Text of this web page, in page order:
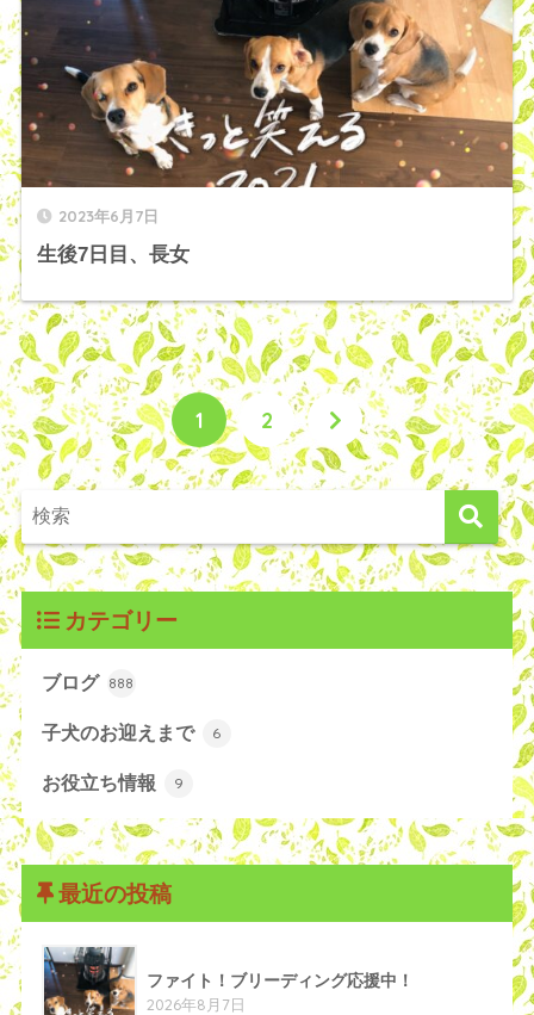
2023年6月7日
生後7日目、長女
1 2
カテゴリー
ブログ 888
子犬のお迎えまで 6
お役立ち情報 9
最近の投稿
ファイト！ブリーディング応援中！
2026年8月7日